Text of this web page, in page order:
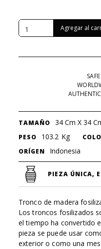
TAMAÑO 34 Cm X 34
PESO 103.2 Kg
ORÍGEN Indonesia
PIEZA ÚNICA,
Tronco de madera
Los troncos fosilizados
el tiempo ha convertido
pieza se puede usar
exterior o como una